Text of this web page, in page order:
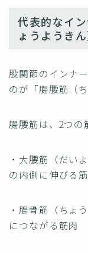
代表的なイ
ょうようきん
股関節のインナ
のが「腸腰筋（
腸腰筋は、2つの
・大腰筋（だい
の内側に伸びる
・腸骨筋（ちょ
につながる筋肉